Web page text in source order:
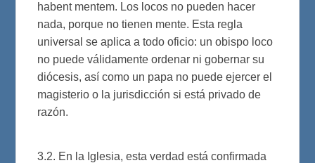
habent mentem. Los locos no pueden hacer
nada, porque no tienen mente. Esta regla
universal se aplica a todo oficio: un obispo loco
no puede válidamente ordenar ni gobernar su
diócesis, así como un papa no puede ejercer el
magisterio o la jurisdicción si está privado de
razón.
3.2. En la Iglesia, esta verdad está confirmada